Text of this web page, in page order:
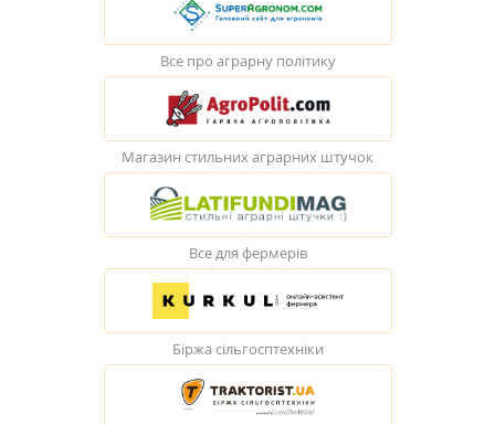
Все про аграрну політику
Магазин стильних аграрних штучок
Все для фермерів
Біржа сільгосптехніки